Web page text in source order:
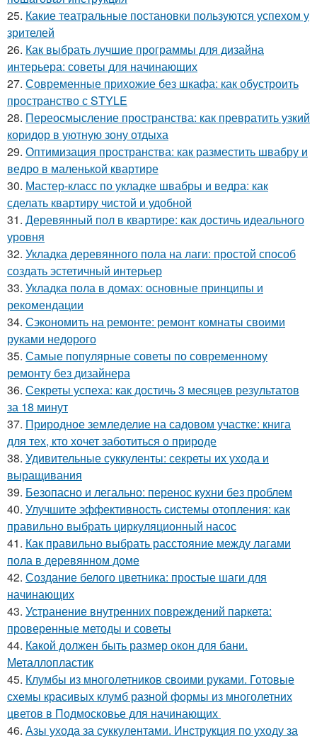
25. Какие театральные постановки пользуются успехом у
зрителей
26. Как выбрать лучшие программы для дизайна
интерьера: советы для начинающих
27. Современные прихожие без шкафа: как обустроить
пространство с STYLE
28. Переосмысление пространства: как превратить узкий
коридор в уютную зону отдыха
29. Оптимизация пространства: как разместить швабру и
ведро в маленькой квартире
30. Мастер-класс по укладке швабры и ведра: как
сделать квартиру чистой и удобной
31. Деревянный пол в квартире: как достичь идеального
уровня
32. Укладка деревянного пола на лаги: простой способ
создать эстетичный интерьер
33. Укладка пола в домах: основные принципы и
рекомендации
34. Сэкономить на ремонте: ремонт комнаты своими
руками недорого
35. Самые популярные советы по современному
ремонту без дизайнера
36. Секреты успеха: как достичь 3 месяцев результатов
за 18 минут
37. Природное земледелие на садовом участке: книга
для тех, кто хочет заботиться о природе
38. Удивительные суккуленты: секреты их ухода и
выращивания
39. Безопасно и легально: перенос кухни без проблем
40. Улучшите эффективность системы отопления: как
правильно выбрать циркуляционный насос
41. Как правильно выбрать расстояние между лагами
пола в деревянном доме
42. Создание белого цветника: простые шаги для
начинающих
43. Устранение внутренних повреждений паркета:
проверенные методы и советы
44. Какой должен быть размер окон для бани.
Металлопластик
45. Клумбы из многолетников своими руками. Готовые
схемы красивых клумб разной формы из многолетних
цветов в Подмосковье для начинающих
46. Азы ухода за суккулентами. Инструкция по уходу за